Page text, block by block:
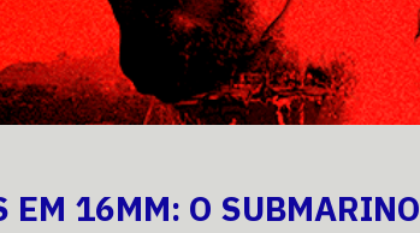
EM 16MM: O SUBMARINO